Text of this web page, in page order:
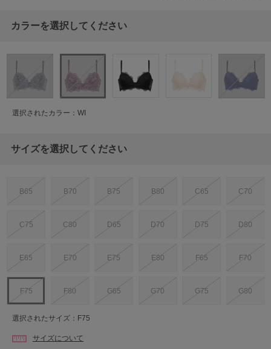
カラーを選択してください
選択されたカラー：WI
サイズを選択してください
B65 B70 B75 B80 C65 C70
C75 C80 D65 D70 D75 D80
E65 E70 E75 E80 F65 F70
F75 F80 G65 G70 G75 G80
選択されたサイズ：F75
サイズについて